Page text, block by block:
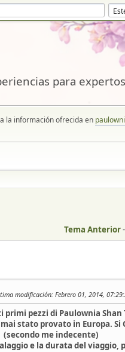
para
la información ofrecida en
Tema Anterior-
modificación: Febrero 01, 2014,
pezzi di Paulownia Shan
stato provato in Europa. Si
me indecente)
e la durata del viaggio,